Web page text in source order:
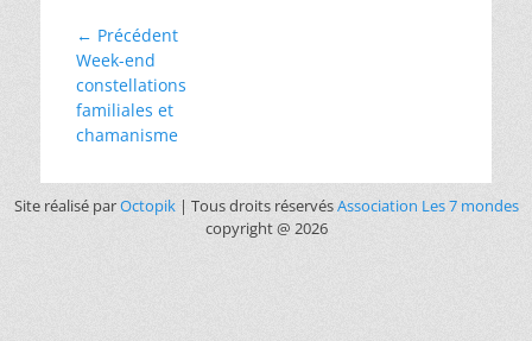
← Précédent
Week-end
constellations
familiales et
chamanisme
Site réalisé parOctopik| Tous droits réservésAssociation Les 7 mondes
copyright @ 2026